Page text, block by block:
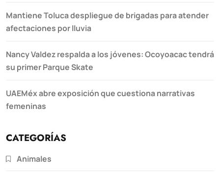
Mantiene Toluca despliegue de brigadas para atender
afectaciones por lluvia
Nancy Valdez respalda a los jóvenes: Ocoyoacac tendrá
su primer Parque Skate
UAEMéx abre exposición que cuestiona narrativas
femeninas
CATEGORÍAS
Animales